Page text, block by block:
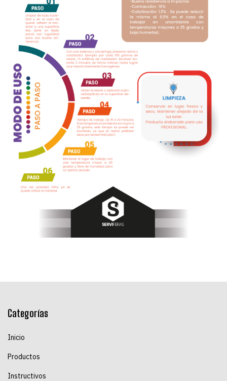
Categorías
Inicio
Productos
Instructivos